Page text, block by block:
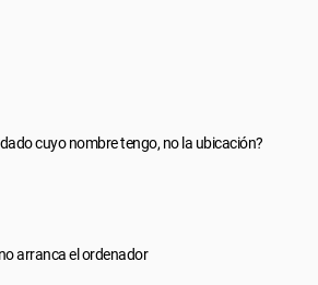
cuyo nombre tengo, no la ubicación?
arranca el ordenador